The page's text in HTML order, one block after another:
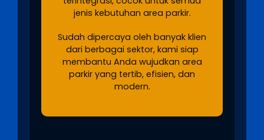
jenis kebutuhan area parkir.
Sudah dipercaya oleh banyak klien
dari berbagai sektor, kami siap
membantu Anda wujudkan area
parkir yang tertib, efisien, dan
modern.